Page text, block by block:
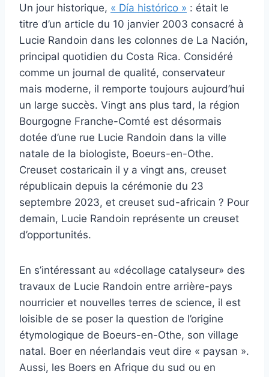
Un jour historique, « Día histórico » : était le
titre d’un article du 10 janvier 2003 consacré à
Lucie Randoin dans les colonnes de La Nación,
principal quotidien du Costa Rica. Considéré
comme un journal de qualité, conservateur
mais moderne, il remporte toujours aujourd’hui
un large succès. Vingt ans plus tard, la région
Bourgogne Franche-Comté est désormais
dotée d’une rue Lucie Randoin dans la ville
natale de la biologiste, Boeurs-en-Othe.
Creuset costaricain il y a vingt ans, creuset
républicain depuis la cérémonie du 23
septembre 2023, et creuset sud-africain ? Pour
demain, Lucie Randoin représente un creuset
d’opportunités.
En s’intéressant au «décollage catalyseur» des
travaux de Lucie Randoin entre arrière-pays
nourricier et nouvelles terres de science, il est
loisible de se poser la question de l’origine
étymologique de Boeurs-en-Othe, son village
natal. Boer en néerlandais veut dire « paysan ».
Aussi, les Boers en Afrique du sud ou en